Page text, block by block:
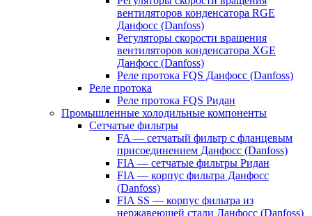
вентиляторов конденсатора RGE
Данфосс (Danfoss)
Регуляторы скорости вращения
вентиляторов конденсатора XGE
Данфосс (Danfoss)
Реле протока FQS Данфосс (Danfoss)
Реле протока
Реле протока FQS Ридан
Промышленные холодильные компоненты
Сетчатые фильтры
FA — сетчатый фильтр с фланцевым
присоединением Данфосс (Danfoss)
FIA — сетчатые фильтры Ридан
FIA — корпус фильтра Данфосс
(Danfoss)
FIA SS — корпус фильтра из
нержавеющей стали Данфосс (Danfoss)